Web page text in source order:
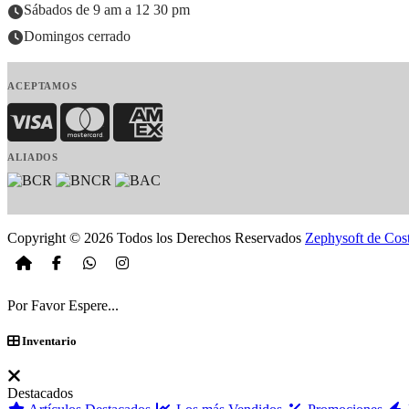
Sábados de 9 am a 12 30 pm
Domingos cerrado
ACEPTAMOS
Visa MasterCardAmerican Express
ALIADOS
Copyright © 2026 Todos los Derechos Reservados Zephysoft de
Por Favor Espere...
Inventario
Destacados